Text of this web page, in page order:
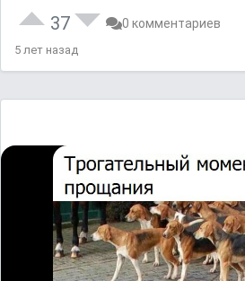
37 0 комментариев
5 лет назад